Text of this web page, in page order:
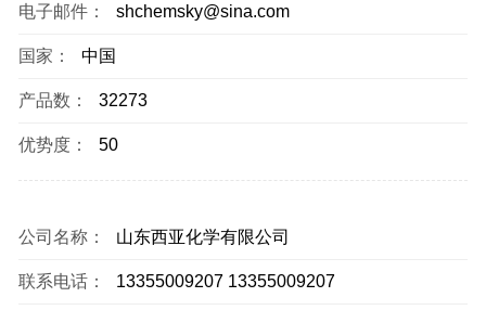
电子邮件： shchemsky@sina.com
国家： 中国
产品数： 32273
优势度： 50
公司名称： 山东西亚化学有限公司
联系电话： 13355009207 13355009207